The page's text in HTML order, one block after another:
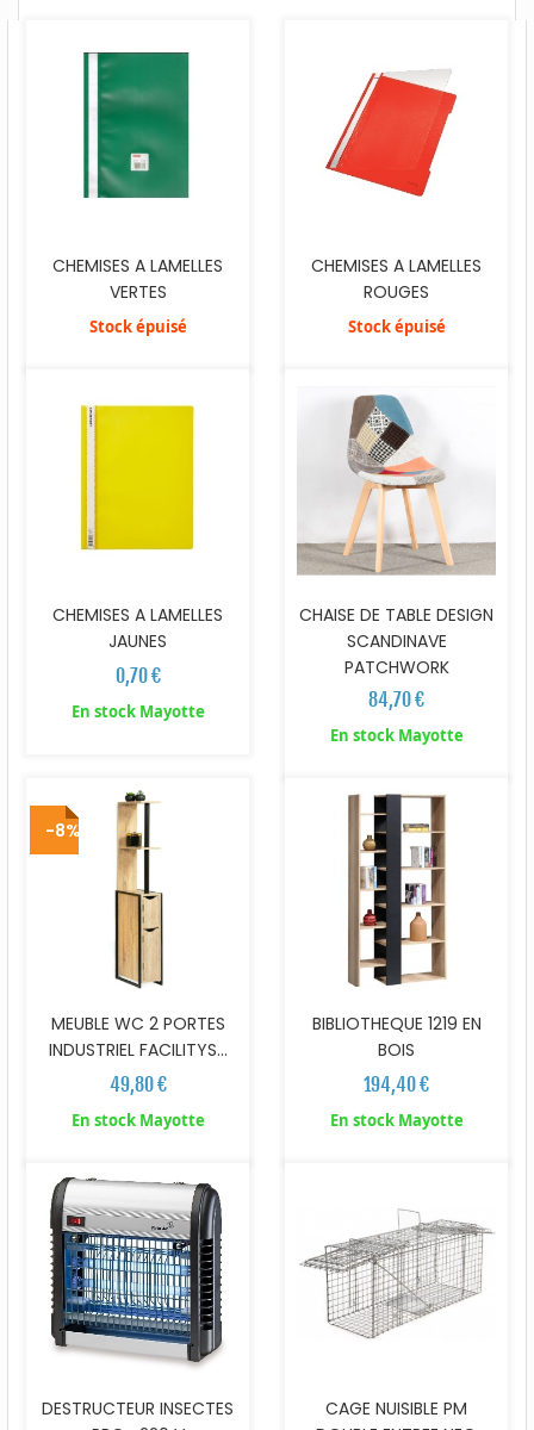
CHEMISES A LAMELLES
VERTES
Stock épuisé
CHEMISES A LAMELLES
ROUGES
Stock épuisé
CHEMISES A LAMELLES
JAUNES
0,70 €
En stock Mayotte
CHAISE DE TABLE DESIGN
SCANDINAVE
PATCHWORK
84,70 €
En stock Mayotte
MEUBLE WC 2 PORTES
INDUSTRIEL FACILITYS...
49,80 €
En stock Mayotte
BIBLIOTHEQUE 1219 EN
BOIS
194,40 €
En stock Mayotte
-8%
DESTRUCTEUR INSECTES
CAGE NUISIBLE PM